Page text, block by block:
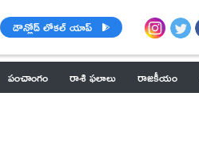
డౌన్లోడ్ లోకల్ యాప్
పంచాంగం రాశి ఫలాలు రాజకీయం